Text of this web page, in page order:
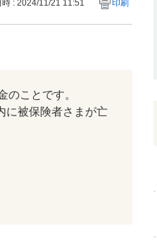
: 2024/11/21 11:51 印刷
ことです。
に被保険者さまが亡